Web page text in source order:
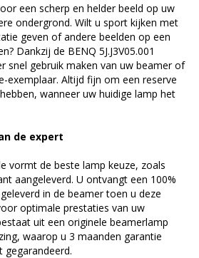
een scherp en helder beeld op uw
ondergrond. Wilt u sport kijken met
geven of andere beelden op een
Dankzij de BENQ 5J.J3V05.001
snel gebruik maken van uw beamer of
exemplaar. Altijd fijn om een reserve
wanneer uw huidige lamp het
de expert
vormt de beste lamp keuze, zoals
aangeleverd. U ontvangt een 100%
in de beamer toen u deze
optimale prestaties van uw
uit een originele beamerlamp
waarop u 3 maanden garantie
gegarandeerd.